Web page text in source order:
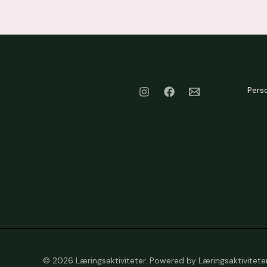
© 2026 Læringsaktiviteter. Powered by